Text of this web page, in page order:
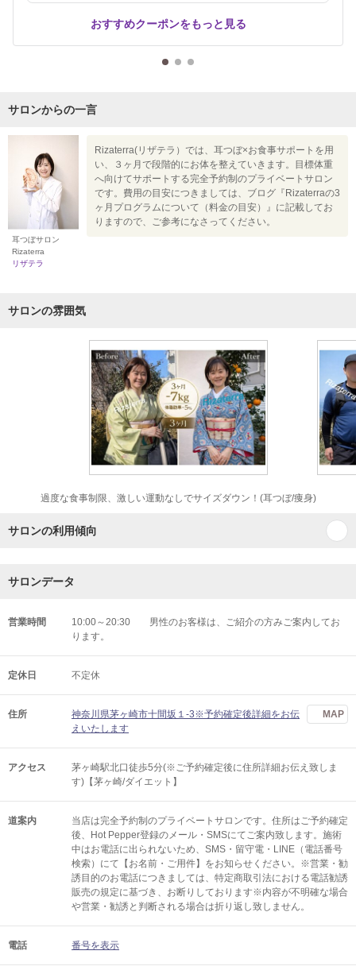
おすすめクーポンをもっと見る
サロンからの一言
耳つぼサロン
Rizaterra
リザテラ
Rizaterra(リザテラ）では、耳つぼ×お食事サポートを用
い、３ヶ月で段階的にお体を整えていきます。目標体重
へ向けてサポートする完全予約制のプライベートサロン
です。費用の目安につきましては、ブログ『Rizaterraの3
ヶ月プログラムについて（料金の目安）』に記載してお
りますので、ご参考になさってください。
サロンの雰囲気
過度な食事制限、激しい運動なしでサイズダウン！(耳つぼ/痩身)
サロンの利用傾向
サロンデータ
営業時間
10:00～20:30 男性のお客様は、ご紹介の方みご案内してお
ります。
定休日 不定休
住所
神奈川県茅ヶ崎市十間坂１-3※予約確定後詳細をお伝
えいたします
MAP
アクセス
茅ヶ崎駅北口徒歩5分(※ご予約確定後に住所詳細お伝え致しま
す)【茅ヶ崎/ダイエット】
道案内
当店は完全予約制のプライベートサロンです。住所はご予約確定
後、Hot Pepper登録のメール・SMSにてご案内致します。施術
中はお電話に出られないため、SMS・留守電・LINE（電話番号
検索）にて【お名前・ご用件】をお知らせください。※営業・勧
誘目的のお電話につきましては、特定商取引法における電話勧誘
販売の規定に基づき、お断りしております※内容が不明確な場合
や営業・勧誘と判断される場合は折り返し致しません。
電話 番号を表示